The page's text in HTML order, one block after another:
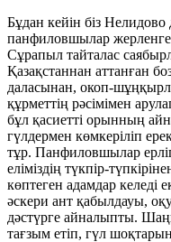
Бұдан кейін біз
панфиловшылар
Сұрапыл тайталас
Қазақстаннан аттанған
даласынан, окоп-
құрметтің рәсімімен
бұл қасиетті орынның
гүлдермен көмкеріліп
тұр. Панфиловшылар
еліміздің түкпір-
көптеген адамдар
әскери ант қабылдауы,
дәстүрге айналыпты.
тағзым етіп, гүл